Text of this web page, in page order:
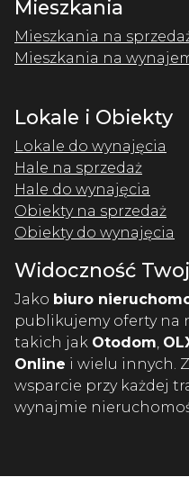
Mieszkania
Mieszkania na
Mieszkania na
Lokale i Obiekty
Lokale do wynajęcia
Hale na sprzedaż
Hale do wynajęcia
Obiekty na sprzedaż
Obiekty do wynajęcia
Widoczność
Jako biuro
publikujemy oferty na
takich jak Otodom,
Online i wielu innych.
wsparcie przy każdej
wynajmie